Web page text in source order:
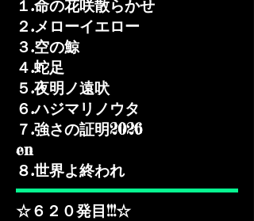
１.命の花咲散らかせ
２.メローイエロー
３.空の鯨
４.蛇足
５.夜明ノ遠吠
６.ハジマリノウタ
７.強さの証明2026
en
８.世界よ終われ
☆６２０発目!!!☆